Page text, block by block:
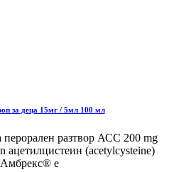
за деца 15мг / 5мл 100 мл
разтвор АСС 200 mg
ацетилцистеин (acetylcysteine)
Амбрекс® е